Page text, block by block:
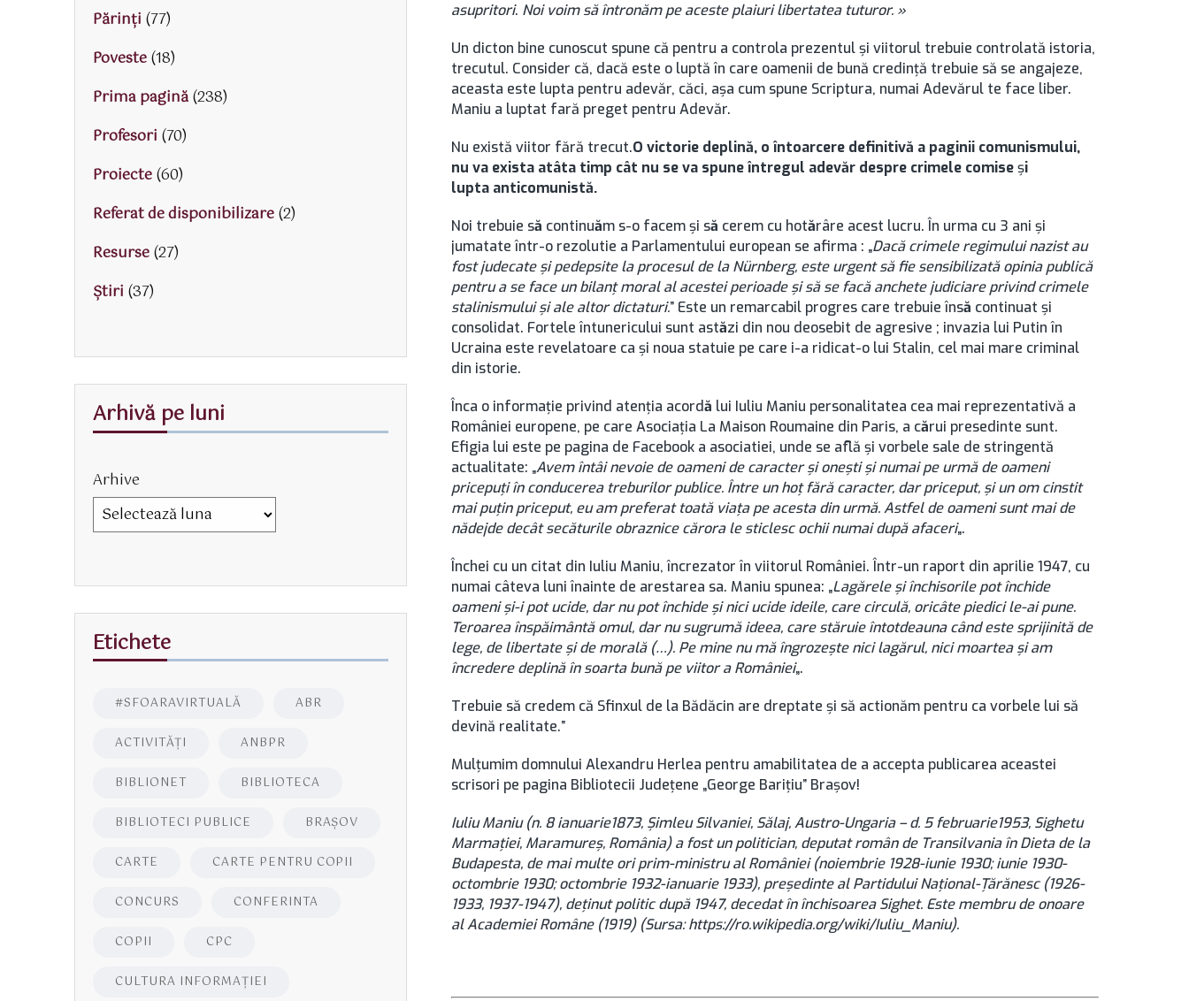
asupritori. Noi voim să întronăm pe aceste plaiuri libertatea tuturor. »
Un dicton bine cunoscut spune că pentru a controla prezentul şi viitorul trebuie controlată istoria,
trecutul. Consider că, dacă este o luptă în care oamenii de bună credinţă trebuie să se angajeze,
aceasta este lupta pentru adevăr, căci, aşa cum spune Scriptura, numai Adevărul te face liber.
Maniu a luptat fară preget pentru Adevăr.
Nu există viitor fără trecut.O victorie deplină, o întoarcere definitivă a paginii comunismului,
nu va exista atâta timp cât nu se va spune întregul adevăr despre crimele comiseşi
lupta anticomunistă.
Noi trebuie să continuăm s-o facem şi să cerem cu hotărâre acest lucru. În urma cu 3 ani şi
jumatate într-o rezolutie a Parlamentului european se afirma : „Dacă crimele regimului nazist au
fost judecate şi pedepsite la procesul de la Nürnberg, este urgent să fie sensibilizată opinia publică
pentru a se face un bilanţ moral al acestei perioade şi să se facă anchete judiciare privind crimele
stalinismului şi ale altor dictaturi.” Este un remarcabil progres care trebuie însă continuat şi
consolidat. Fortele întunericului sunt astăzi din nou deosebit de agresive ; invazia lui Putin în
Ucraina este revelatoare ca şi noua statuie pe care i-a ridicat-o lui Stalin, cel mai mare criminal
din istorie.
Înca o informaţie privind atenţia acordă lui Iuliu Maniu personalitatea cea mai reprezentativă a
României europene, pe care Asociaţia La Maison Roumaine din Paris, a cărui presedinte sunt.
Efigia lui este pe pagina de Facebook a asociatiei, unde se află şi vorbele sale de stringentă
actualitate: „Avem întâi nevoie de oameni de caracter şi oneşti şi numai pe urmă de oameni
pricepuţi în conducerea treburilor publice. Între un hoţ fără caracter, dar priceput, şi un om cinstit
mai puţin priceput, eu am preferat toată viaţa pe acesta din urmă. Astfel de oameni sunt mai de
nădejde decât secăturile obraznice cărora le sticlesc ochii numai după afaceri„.
Închei cu un citat din Iuliu Maniu, încrezator în viitorul României. Într-un raport din aprilie 1947, cu
numai câteva luni înainte de arestarea sa. Maniu spunea: „Lagărele şi închisorile pot închide
oameni şi-i pot ucide, dar nu pot închide şi nici ucide ideile, care circulă, oricâte piedici le-ai pune.
Teroarea înspăimântă omul, dar nu sugrumă ideea, care stăruie întotdeauna când este sprijinită de
lege, de libertate şi de morală (…). Pe mine nu mă îngrozeşte nici lagărul, nici moartea şi am
încredere deplină în soarta bună pe viitor a României„.
Trebuie să credem că Sfinxul de la Bădăcin are dreptate şi să actionăm pentru ca vorbele lui să
devină realitate.”
Mulţumim domnului Alexandru Herlea pentru amabilitatea de a accepta publicarea aceastei
scrisori pe pagina Bibliotecii Judeţene „George Bariţiu” Braşov!
Iuliu Maniu (n. 8 ianuarie1873, Șimleu Silvaniei, Sălaj, Austro-Ungaria – d. 5 februarie1953, Sighetu
Marmației, Maramureș, România) a fost un politician, deputat român de Transilvania în Dieta de la
Budapesta, de mai multe ori prim-ministru al României (noiembrie 1928-iunie 1930; iunie 1930-
octombrie 1930; octombrie 1932-ianuarie 1933), președinte al Partidului Național-Țărănesc (1926-
1933, 1937-1947), deținut politic după 1947, decedat în închisoarea Sighet. Este membru de onoare
al Academiei Române (1919) (Sursa: https://ro.wikipedia.org/wiki/Iuliu_Maniu).
Părinţi (77)
Poveste(18)
Prima pagină(238)
Profesori (70)
Proiecte(60)
Referat de disponibilizare(2)
Resurse(27)
Știri (37)
Arhivă pe luni
Arhive
Etichete
#SFOARAVIRTUALĂ ABR
ACTIVITĂŢI ANBPR
BIBLIONET BIBLIOTECA
BIBLIOTECI PUBLICE BRAŞOV
CARTE CARTE PENTRU COPII
CONCURS CONFERINTA
COPII CPC
CULTURA INFORMAŢIEI